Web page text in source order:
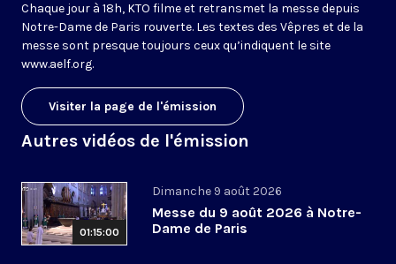
Chaque jour à 18h, KTO filme et retransmet la messe depuis
Notre-Dame de Paris rouverte. Les textes des Vêpres et de la
messe sont presque toujours ceux qu’indiquent le site
www.aelf.org.
Visiter la page de l'émission
Autres vidéos de l'émission
01:15:00
Dimanche 9 août 2026
Messe du 9 août 2026 à Notre-
Dame de Paris